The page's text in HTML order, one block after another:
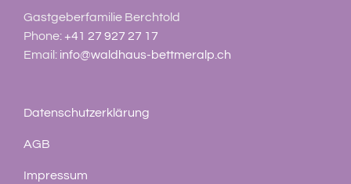
Gastgeberfamilie Berchtold
Phone:+41 27 927 27 17
Email: info@waldhaus-bettmeralp.ch
Datenschutzerklärung
AGB
Impressum